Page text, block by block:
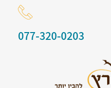
077-320-0203